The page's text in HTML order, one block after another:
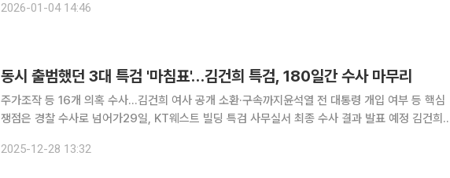
2026-01-04 14:46
동시 출범했던 3대 특검 '마침표'…김건희 특검, 180일간 수사 마무리
주가조작 등 16개 의혹 수사…김건희 여사 공개 소환·구속까지윤석열 전 대통령 개입 여부 등 핵심
쟁점은 경찰 수사로 넘어가29일, KT웨스트 빌딩 특검 사무실서 최종 수사 결과 발표 예정 김건희
라 사상 처음으로 동시에 출범했던 이른바 '3대 특검' 수사
2025-12-28 13:32